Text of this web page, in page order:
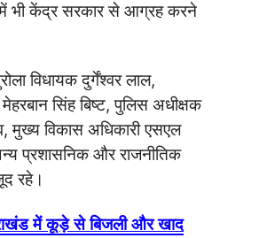
में भी केंद्र सरकार से आग्रह करने
विधायक दुर्गेंश्वर लाल,
मेहरबान सिंह बिष्ट, पुलिस अधीक्षक
मुख्य विकास अधिकारी एसएल
प्रशासनिक और राजनीतिक
रहे।
में कूड़े से बिजली और खाद